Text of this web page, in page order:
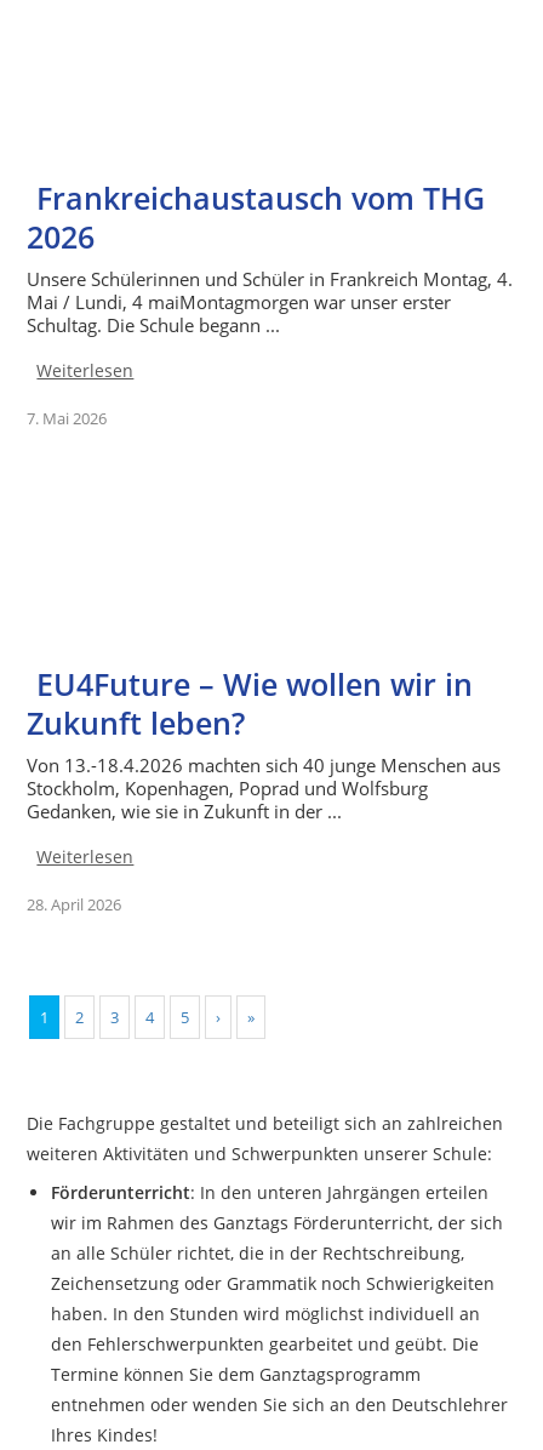
Frankreichaustausch vom THG
2026
Unsere Schülerinnen und Schüler in Frankreich Montag, 4.
Mai / Lundi, 4 maiMontagmorgen war unser erster
Schultag. Die Schule begann ...
Weiterlesen
7. Mai 2026
EU4Future – Wie wollen wir in
Zukunft leben?
Von 13.-18.4.2026 machten sich 40 junge Menschen aus
Stockholm, Kopenhagen, Poprad und Wolfsburg
Gedanken, wie sie in Zukunft in der ...
Weiterlesen
28. April 2026
1 2 3 4 5 › »
Die Fachgruppe gestaltet und beteiligt sich an zahlreichen
weiteren Aktivitäten und Schwerpunkten unserer Schule:
Förderunterricht: In den unteren Jahrgängen erteilen
wir im Rahmen des Ganztags Förderunterricht, der sich
an alle Schüler richtet, die in der Rechtschreibung,
Zeichensetzung oder Grammatik noch Schwierigkeiten
haben. In den Stunden wird möglichst individuell an
den Fehlerschwerpunkten gearbeitet und geübt. Die
Termine können Sie dem Ganztagsprogramm
entnehmen oder wenden Sie sich an den Deutschlehrer
Ihres Kindes!